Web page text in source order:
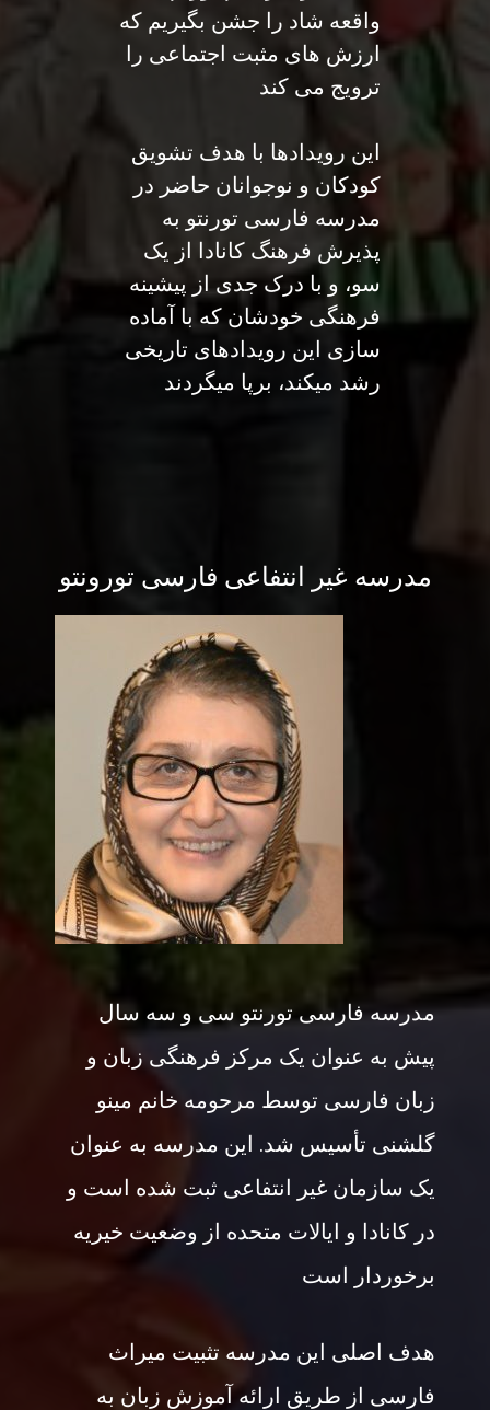
واقعه شاد را جشن بگیریم که
ارزش های مثبت اجتماعی را
ترویج می کند
این رویدادها با هدف تشویق
کودکان و نوجوانان حاضر در
مدرسه فارسی تورنتو به
پذیرش فرهنگ کانادا از یک
سو، و با درک جدی از پیشینه
فرهنگی خودشان که با آماده
سازی این رویدادهای تاریخی
رشد میکند، برپا میگردند
مدرسه غیر انتفاعی فارسی تورونتو
مدرسه فارسی تورنتو سی و سه سال
پیش به عنوان یک مرکز فرهنگی زبان و
زبان فارسی توسط مرحومه خانم مینو
گلشنی تأسیس شد. این مدرسه به عنوان
یک سازمان غیر انتفاعی ثبت شده است و
در کانادا و ایالات متحده از وضعیت خیریه
برخوردار است
هدف اصلی این مدرسه تثبیت میراث
فارسی از طریق ارائه آموزش زبان به